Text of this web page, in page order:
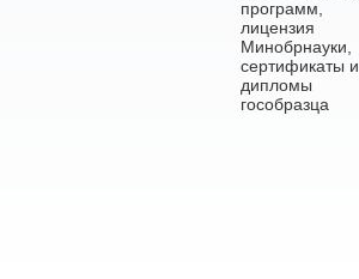
программ,
лицензия
Минобрнауки,
сертификаты и
дипломы
гособразца